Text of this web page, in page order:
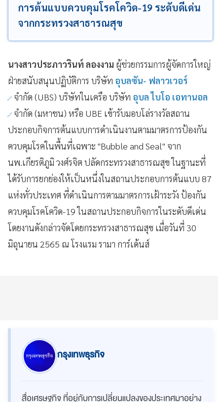
การต้นแบบควบคุมโรคโควิด-19 ระดับดีเด่น
จากกระทรวงสาธารณสุข
นางสาวประภาวรินท์ ลองงาม ผู้ช่วยกรรมการผู้จัดการใหญ่
ฝ่ายสนับสนุนปฏิบัติการ บริษัท อุบลซัน- ฟลาวเวอร์
จำกัด (UBS) บริษัทในเครือ บริษัท อุบล ไบโอ เอทานอล
จำกัด (มหาชน) หรือ UBE เข้ารับมอบโล่รางวัลสถาน
ประกอบกิจการต้นแบบการดำเนินงานตามมาตรการป้องกัน
ควบคุมโรคในพื้นที่เฉพาะ "Bubble and Seal" จาก
นพ.เกียรติภูมิ วงศ์รจิต ปลัดกระทรวงสาธารณสุข ในฐานะที่
ได้รับการยกย่องให้เป็นหนึ่งในสถานประกอบการต้นแบบ 87
แห่งทั่วประเทศ ที่ดำเนินการตามมาตรการเฝ้าระวัง ป้องกัน
ควบคุมโรคโควิด-19 ในสถานประกอบกิจการในระดับดีเด่น
โดยงานดังกล่าวจัดโดยกระทรวงสาธารณสุข เมื่อวันที่ 30
มิถุนายน 2565 ณ โรงแรม รามา การ์เด้นส์
กรุงเทพธุรกิจ
สื่อเศรษฐกิจ ที่อยู่กับการเปลี่ยนแปลงของประเทศมาอย่าง